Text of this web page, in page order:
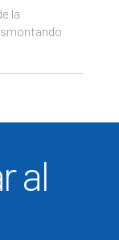
la
al